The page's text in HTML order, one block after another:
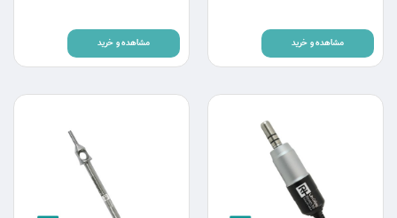
مشاهده و خرید مشاهده و خرید